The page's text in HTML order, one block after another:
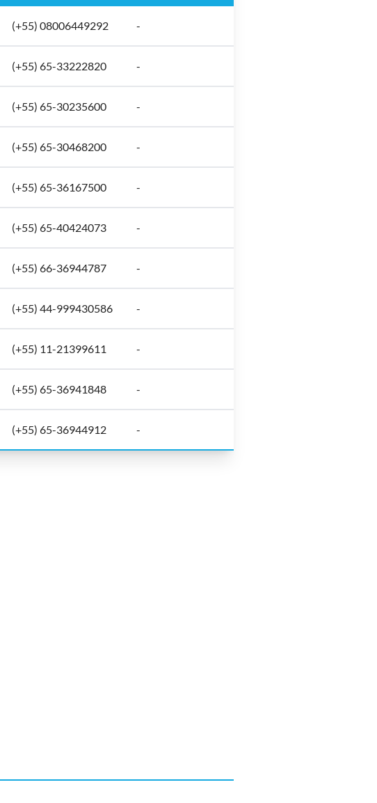
(+55) 08006449292 -
(+55) 65-33222820 -
(+55) 65-30235600 -
(+55) 65-30468200 -
(+55) 65-36167500 -
(+55) 65-40424073 -
(+55) 66-36944787 -
(+55) 44-999430586 -
(+55) 11-21399611 -
(+55) 65-36941848 -
(+55) 65-36944912 -